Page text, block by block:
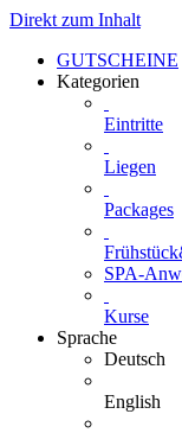
Direkt zum Inhalt
GUTSCHEINE
Kategorien
Eintritte
Liegen
Packages
SPA-
Kurse
Sprache
Deutsch
English